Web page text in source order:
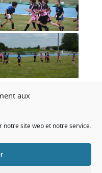
aux
notre site web et notre service.
de rugby,Actualité